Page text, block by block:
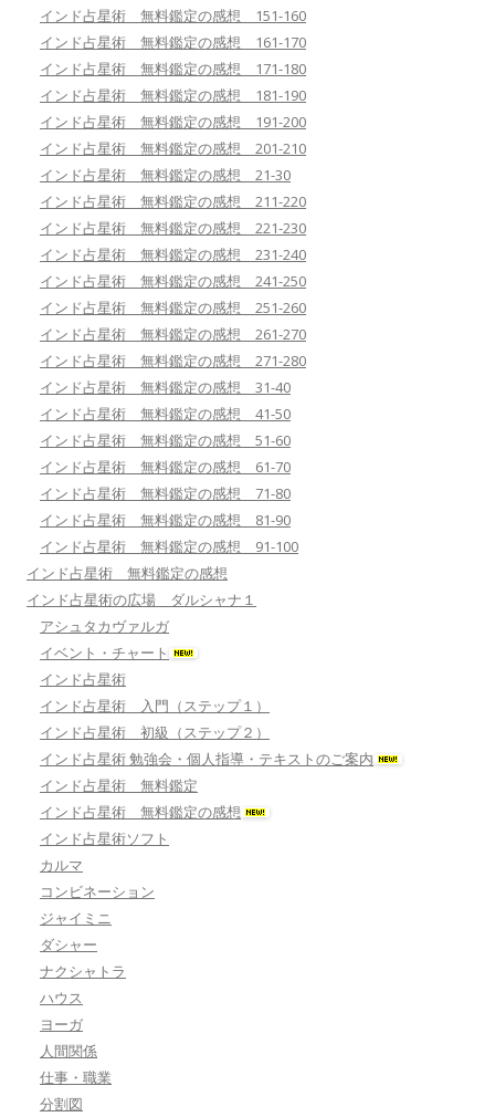
インド占星術 無料鑑定の感想 151-160
インド占星術 無料鑑定の感想 161-170
インド占星術 無料鑑定の感想 171-180
インド占星術 無料鑑定の感想 181-190
インド占星術 無料鑑定の感想 191-200
インド占星術 無料鑑定の感想 201-210
インド占星術 無料鑑定の感想 21-30
インド占星術 無料鑑定の感想 211-220
インド占星術 無料鑑定の感想 221-230
インド占星術 無料鑑定の感想 231-240
インド占星術 無料鑑定の感想 241-250
インド占星術 無料鑑定の感想 251-260
インド占星術 無料鑑定の感想 261-270
インド占星術 無料鑑定の感想 271-280
インド占星術 無料鑑定の感想 31-40
インド占星術 無料鑑定の感想 41-50
インド占星術 無料鑑定の感想 51-60
インド占星術 無料鑑定の感想 61-70
インド占星術 無料鑑定の感想 71-80
インド占星術 無料鑑定の感想 81-90
インド占星術 無料鑑定の感想 91-100
インド占星術 無料鑑定の感想
インド占星術の広場 ダルシャナ１
アシュタカヴァルガ
イベント・チャート
インド占星術
インド占星術 入門（ステップ１）
インド占星術 初級（ステップ２）
インド占星術 勉強会・個人指導・テキストのご案内
インド占星術 無料鑑定
インド占星術 無料鑑定の感想
インド占星術ソフト
カルマ
コンビネーション
ジャイミニ
ダシャー
ナクシャトラ
ハウス
ヨーガ
人間関係
仕事・職業
分割図